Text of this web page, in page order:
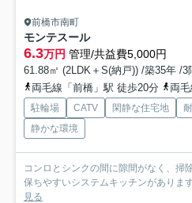
前橋市南町
モンテスール
6.3万円 管理/共益費5,000円
61.88㎡ (2LDK＋S(納戸)) /築35年 /3
両毛線「前橋」駅 徒歩20分
両
駐輪場 CATV 閑静な住宅地
静かな環境
コンロとシンクの間に隙間がなく、掃
保ちやすいシステムキッチンがありま
見る